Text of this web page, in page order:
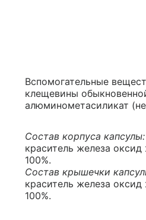
Вспомогательные
клещевины
алюминометасиликат
Состав корпуса капсулы:
краситель железа
100%.
Состав крышечки
краситель железа
100%.